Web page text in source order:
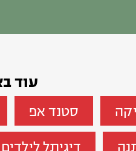
עוד
סטנד אפ
דיגיתל לילדים